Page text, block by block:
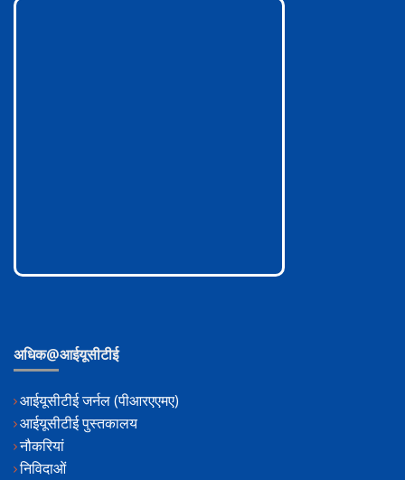
अधिक@आईयूसीटीई
आईयूसीटीई जर्नल (पीआरएएमए)
आईयूसीटीई पुस्तकालय
नौकरियां
निविदाओं